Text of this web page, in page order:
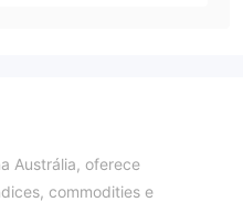
Austrália, oferece
commodities e